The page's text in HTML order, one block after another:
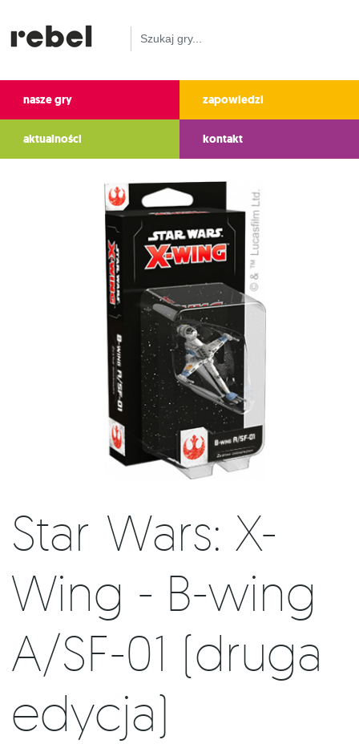
nasze gry zapowiedzi
aktualności kontakt
Star Wars: X-
Wing - B-wing
A/SF-01 (druga
edycja)